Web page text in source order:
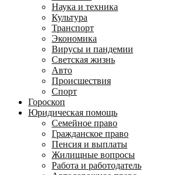
Наука и техника
Культура
Транспорт
Экономика
Вирусы и пандемии
Светская жизнь
Авто
Происшествия
Спорт
Гороскоп
Юридическая помощь
Семейное право
Гражданское право
Пенсия и выплаты
Жилищные вопросы
Работа и работодатель